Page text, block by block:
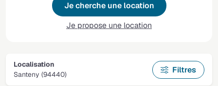
Je cherche une location
Je propose une location
Localisation
Santeny (94440)
Filtres